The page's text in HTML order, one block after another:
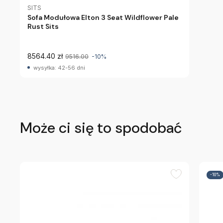
SITS
Sofa Modułowa Elton 3 Seat Wildflower Pale
Rust Sits
8564.40 zł 9516.00 -10%
wysyłka: 42-56 dni
Może ci się to spodobać
-10%